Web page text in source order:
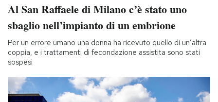
Al San Raffaele di Milano c’è stato uno
sbaglio nell’impianto di un embrione
Per un errore umano una donna ha ricevuto quello di un’altra
coppia, e i trattamenti di fecondazione assistita sono stati
sospesi